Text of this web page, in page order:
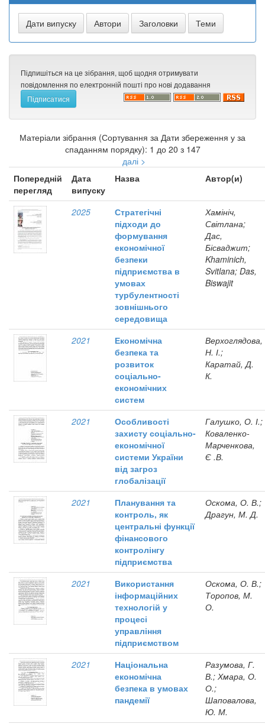
Підпишіться на це зібрання, щоб щодня отримувати
повідомлення по електронній пошті про нові додавання
Матеріали зібрання (Сортування за Дати збереження у за
спаданням порядку): 1 до 20 з 147
далі >
Попередній
перегляд
Дата
випуску
Назва Автор(и)
2025
Стратегічні
підходи до
формування
економічної
безпеки
підприємства в
умовах
турбулентності
зовнішнього
середовища
Хамініч,
Світлана;
Дас,
Бісваджит;
Khaminich,
Svitlana; Das,
Biswajit
2021
Економічна
безпека та
розвиток
соціально-
економічних
систем
Верхоглядова,
Н. І.;
Каратай, Д.
К.
2021
Особливості
захисту соціально-
економічної
системи України
від загроз
глобалізації
Галушко, О. І.;
Коваленко-
Марченкова,
Є .В.
2021
Планування та
контроль, як
центральні функції
фінансового
контролінгу
підприємства
Оскома, О. В.;
Драгун, М. Д.
2021
Використання
інформаційних
технологій у
процесі
управління
підприємством
Оскома, О. В.;
Торопов, М.
О.
2021
Національна
економічна
безпека в умовах
пандемії
Разумова, Г.
В.; Хмара, О.
О.;
Шаповалова,
Ю. М.